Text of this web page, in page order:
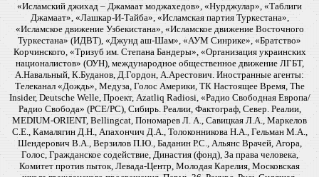
«Исламский джихад – Джамаат моджахедов», «Нурджулар», «Таблиги
Джамаат», «Лашкар-И-Тайба», «Исламская партия Туркестана»,
«Исламское движение Узбекистана», «Исламское движение Восточного
Туркестана» (ИДВТ), «Джунд аш-Шам», «АУМ Синрике», «Братство»
Корчинского, «Тризуб им. Степана Бандеры», «Организация украинских
националистов» (ОУН), международное общественное движение ЛГБТ,
А.Навальный, К.Буданов, Д.Гордон, А.Арестович. Иностранные агенты:
Телеканал «Дождь», Медуза, Голос Америки, ТК Настоящее Время, The
Insider, Deutsche Welle, Проект, Azatliq Radiosi, «Радио Свободная Европа/
Радио Свобода» (PCE/PC), Сибирь. Реалии, Фактограф, Север. Реалии,
MEDIUM-ORIENT, Bellingcat, Пономарев Л. А., Савицкая Л.А., Маркелов
С.Е., Камалягин Д.Н., Апахончич Д.А., Толоконникова Н.А., Гельман М.А.,
Шендерович В.А., Верзилов П.Ю., Баданин Р.С., Альянс Врачей, Агора,
Голос, Гражданское содействие, Династия (фонд), За права человека,
Комитет против пыток, Левада-Центр, Молодая Карелия, Московская